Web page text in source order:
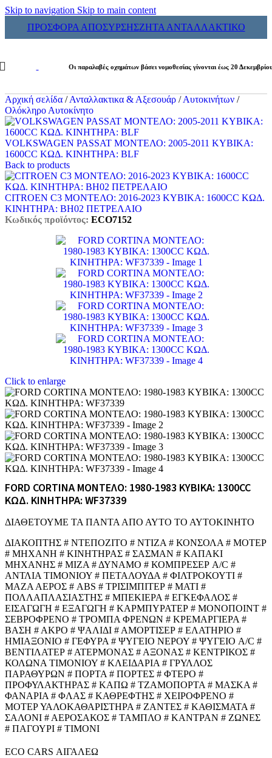
Skip to navigation Skip to main content
ΠΡΟΣΦΟΡΑ ΑΠΟΣΥΡΣΗΣΖΗΤΑ ΑΝΤΑΛΛΑΚΤΙΚΟ
Οι παραλαβές οχημάτων βάσει νομοθεσίας γίνονται έως 20
Αρχική σελίδα / Ανταλλακτικα & Αξεσουάρ / Αυτοκινήτων /
Ολόκληρο Αυτοκίνητο
VOLKSWAGEN PASSAT ΜΟΝΤΕΛΟ: 2005-2011 ΚΥΒΙΚΑ:
1600CC ΚΩΔ. ΚΙΝΗΤΗΡΑ: BLF
Back to products
CITROEN C3 ΜΟΝΤΕΛΟ: 2016-2023 ΚΥΒΙΚΑ: 1600CC ΚΩΔ.
ΚΙΝΗΤΗΡΑ: BH02 ΠΕΤΡΕΛΑΙΟ
Κωδικός προϊόντος: ECO7152
Click to enlarge
FORD CORTINA ΜΟΝΤΕΛΟ: 1980-1983 ΚΥΒΙΚΑ: 1300CC
ΚΩΔ. ΚΙΝΗΤΗΡΑ: WF37339
ΔΙΑΘΕΤΟΥΜΕ ΤΑ ΠΑΝΤΑ ΑΠΟ ΑΥΤΟ ΤΟ ΑΥΤΟΚΙΝΗΤΟ
ΔΙΑΚΟΠΤΗΣ # ΝΤΕΠΟΖΙΤΟ # ΝΤΙΖΑ # ΚΟΝΣΟΛΑ # ΜΟΤΕΡ
# ΜΗΧΑΝΗ # ΚΙΝΗΤΗΡΑΣ # ΣΑΣΜΑΝ # ΚΑΠΑΚΙ
ΜΗΧΑΝΗΣ # ΜΙΖΑ # ΔΥΝΑΜΟ # ΚΟΜΠΡΕΣΕΡ A/C #
ΑΝΤΛΙΑ ΤΙΜΟΝΙΟΥ # ΠΕΤΑΛΟΥΔΑ # ΦΙΛΤΡΟΚΟΥΤΙ #
ΜΑΖΑ ΑΕΡΟΣ # ABS # ΤΡΙΣΙΜΠΙΤΕΡ # ΜΑΤΙ #
ΠΟΛΛΑΠΛΑΣΙΑΣΤΗΣ # ΜΠΕΚΙΕΡΑ # ΕΓΚΕΦΑΛΟΣ #
ΕΙΣΑΓΩΓΗ # ΕΞΑΓΩΓΗ # ΚΑΡΜΠΥΡΑΤΕΡ # ΜΟΝΟΠΟΙΝΤ #
ΣΕΒΡΟΦΡΕΝΟ # ΤΡΟΜΠΑ ΦΡΕΝΩΝ # ΚΡΕΜΑΡΓΙΕΡΑ #
ΒΑΣΗ # ΑΚΡΟ # ΨΑΛΙΔΙ # ΑΜΟΡΤΙΣΕΡ # ΕΛΑΤΗΡΙΟ #
ΗΜΙΑΞΟΝΙΟ # ΓΕΦΥΡΑ # ΨΥΓΕΙΟ ΝΕΡΟΥ # ΨΥΓΕΙΟ A/C #
ΒΕΝΤΙΛΑΤΕΡ # ΑΤΕΡΜΟΝΑΣ # ΑΞΟΝΑΣ # ΚΕΝΤΡΙΚΟΣ #
ΚΟΛΩΝΑ ΤΙΜΟΝΙΟΥ # ΚΛΕΙΔΑΡΙΑ # ΓΡΥΛΛΟΣ
ΠΑΡΑΘΥΡΩΝ # ΠΟΡΤΑ # ΠΟΡΤΕΣ # ΦΤΕΡΟ #
ΠΡΟΦΥΛΑΚΤΗΡΑΣ # ΚΑΠΩ # ΤΖΑΜΟΠΟΡΤΑ # ΜΑΣΚΑ #
ΦΑΝΑΡΙΑ # ΦΛΑΣ # ΚΑΘΡΕΦΤΗΣ # ΧΕΙΡΟΦΡΕΝΟ #
ΜΟΤΕΡ ΥΑΛΟΚΑΘΑΡΙΣΤΗΡΑ # ΖΑΝΤΕΣ # ΚΑΘΙΣΜΑΤΑ #
ΣΑΛΟΝΙ # ΑΕΡΟΣΑΚΟΣ # ΤΑΜΠΛΟ # ΚΑΝΤΡΑΝ # ΖΩΝΕΣ
# ΠΑΓΟΥΡΙ # ΤΙΜΟΝΙ
ECO CARS ΑΙΓΑΛΕΩ